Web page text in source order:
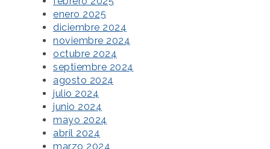
enero 2025
diciembre 2024
noviembre 2024
octubre 2024
septiembre 2024
agosto 2024
julio 2024
junio 2024
mayo 2024
abril 2024
marzo 2024